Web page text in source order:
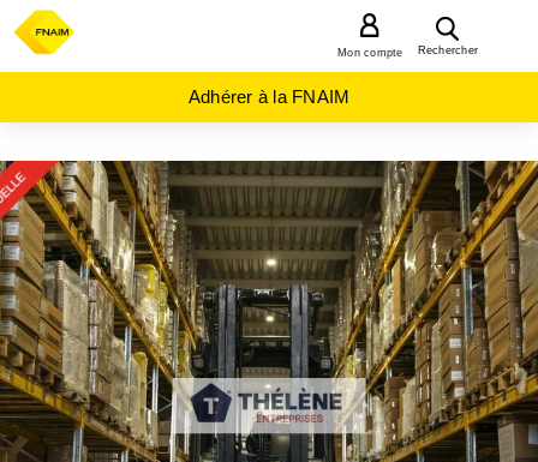
Rechercher
Mon compte
Adhérer à la FNAIM
ACHAT
LOCAL
INDUSTRIEL
OCCITANIE
GARD
(30)
VAUVERT
(30600)